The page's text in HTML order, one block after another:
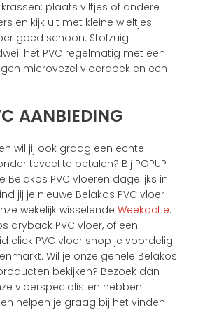
plaats viltjes of andere
en kijk uit met kleine wieltjes
goed schoon: Stofzuig
het PVC regelmatig met een
microvezel vloerdoek en een
AANBIEDING
wil jij ook graag een echte
teveel te betalen? Bij POPUP
Belakos PVC vloeren dagelijks in
jij je nieuwe Belakos PVC vloer
wekelijk wisselendeWeekactie.
dryback PVC vloer, of een
click PVC vloer shop je voordelig
Wil je onze gehele Belakos
bekijken? Bezoek dan
vloerspecialisten hebben
helpen je graag bij het vinden